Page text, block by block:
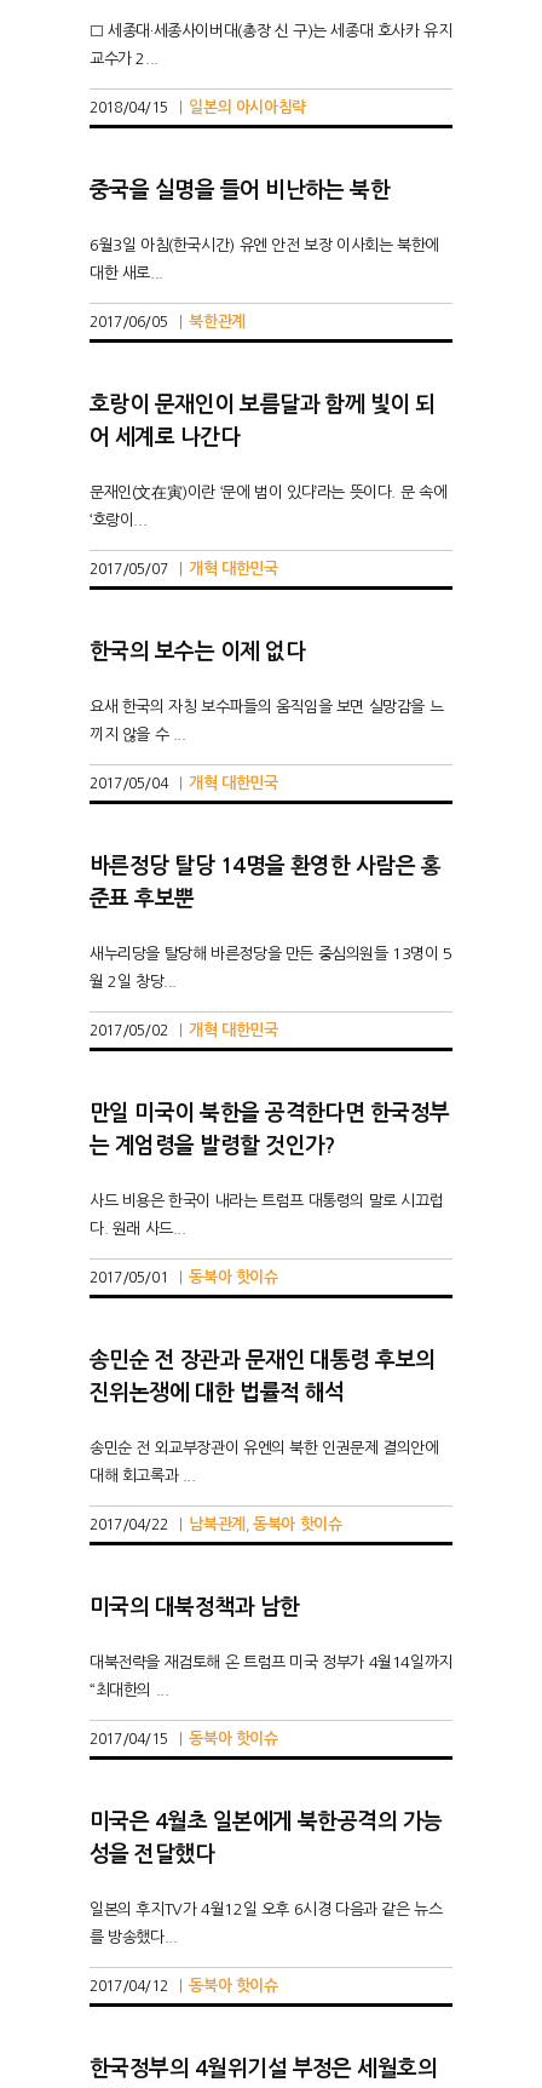
□ 세종대·세종사이버대(총장 신 구)는 세종대 호사카 유지
교수가 2...
2018/04/15 일본의 아시아침략
중국을 실명을 들어 비난하는 북한
6월3일 아침(한국시간) 유엔 안전 보장 이사회는 북한에
대한 새로...
2017/06/05 |북한관계
호랑이 문재인이 보름달과 함께 빛이 되
어 세계로 나간다
문재인(文在寅)이란 ‘문에 범이 있다’라는 뜻이다. 문 속에
‘호랑이...
2017/05/07 |개혁 대한민국
한국의 보수는 이제 없다
요새 한국의 자칭 보수파들의 움직임을 보면 실망감을 느
끼지 않을 수 ...
2017/05/04 |개혁 대한민국
바른정당 탈당 14명을 환영한 사람은 홍
준표 후보뿐
새누리당을 탈당해 바른정당을 만든 중심의원들 13명이 5
월 2일 창당...
2017/05/02 |개혁 대한민국
만일 미국이 북한을 공격한다면 한국정부
는 계엄령을 발령할 것인가?
사드 비용은 한국이 내라는 트럼프 대통령의 말로 시끄럽
다. 원래 사드...
2017/05/01 |동북아 핫이슈
송민순 전 장관과 문재인 대통령 후보의
진위논쟁에 대한 법률적 해석
송민순 전 외교부장관이 유엔의 북한 인권문제 결의안에
대해 회고록과 ...
2017/04/22 남북관계 ,동북아 핫이슈
미국의 대북정책과 남한
대북전략을 재검토해 온 트럼프 미국 정부가 4월14일까지
“최대한의 ...
2017/04/15 |동북아 핫이슈
미국은 4월초 일본에게 북한공격의 가능
성을 전달했다
일본의 후지TV가 4월12일 오후 6시경 다음과 같은 뉴스
를 방송했다...
2017/04/12 |동북아 핫이슈
한국정부의 4월위기설 부정은 세월호의